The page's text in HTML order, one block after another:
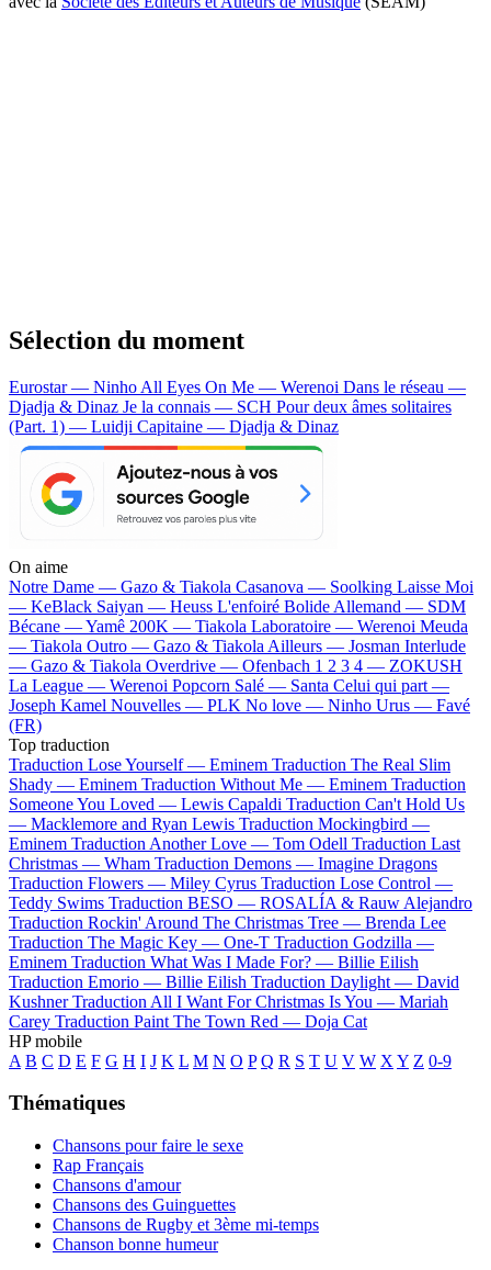
Sélection du moment
Eurostar — Ninho All Eyes On Me — Werenoi Dans le réseau —
Djadja & Dinaz Je la connais — SCH Pour deux âmes solitaires
(Part. 1) — Luidji Capitaine — Djadja & Dinaz
On aime
Notre Dame — Gazo & Tiakola Casanova — Soolking Laisse Moi
— KeBlack Saiyan — Heuss L'enfoiré Bolide Allemand — SDM
Bécane —Yamê 200K — Tiakola Laboratoire — Werenoi Meuda
— Tiakola Outro — Gazo & Tiakola Ailleurs — Josman Interlude
— Gazo & Tiakola Overdrive — Ofenbach 1 2 3 4 — ZOKUSH
La League — Werenoi Popcorn Salé — Santa Celui qui part —
Joseph Kamel Nouvelles — PLK No love — Ninho Urus — Favé
(FR)
Top traduction
Traduction Lose Yourself — Eminem Traduction The Real Slim
Shady — Eminem Traduction Without Me — Eminem Traduction
Someone You Loved — Lewis Capaldi Traduction Can't Hold Us
— Macklemore and Ryan Lewis Traduction Mockingbird —
Eminem Traduction Another Love — Tom Odell Traduction Last
Christmas — Wham Traduction Demons — Imagine Dragons
Traduction Flowers — Miley Cyrus Traduction Lose Control —
Teddy Swims Traduction BESO — ROSALÍA & Rauw Alejandro
Traduction Rockin' Around The Christmas Tree — Brenda Lee
Traduction The Magic Key — One-T Traduction Godzilla —
Eminem Traduction What Was I Made For? — Billie Eilish
Traduction Emorio — Billie Eilish Traduction Daylight — David
Kushner Traduction All I Want For Christmas Is You — Mariah
Carey Traduction Paint The Town Red — Doja Cat
HP mobile
A B C D E F G H I J K L M N O P Q R S T U V W X Y Z 0-9
Thématiques
Chansons pour faire le sexe
Rap Français
Chansons d'amour
Chansons des Guinguettes
Chansons de Rugby et 3ème mi-temps
Chanson bonne humeur